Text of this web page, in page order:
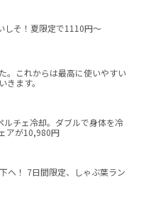
しそ！夏限定で1110円～
。これからは最高に使いやすい
きます。
ルチェ冷却。ダブルで身体を冷
アが10,980円
へ！ 7日間限定、しゃぶ葉ラン